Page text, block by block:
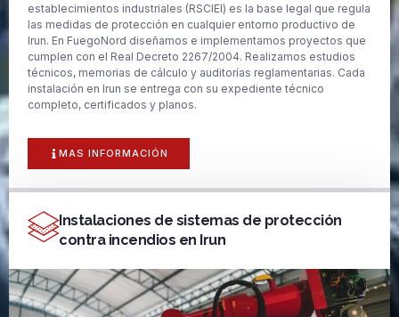
establecimientos industriales (RSCIEI) es la base legal que regula
las medidas de protección en cualquier entorno productivo de
Irun. En FuegoNord diseñamos e implementamos proyectos que
cumplen con el Real Decreto 2267/2004. Realizamos estudios
técnicos, memorias de cálculo y auditorías reglamentarias. Cada
instalación en Irun se entrega con su expediente técnico
completo, certificados y planos.
MAS INFORMACIÓN
Instalaciones de sistemas de protección
contra incendios en Irun